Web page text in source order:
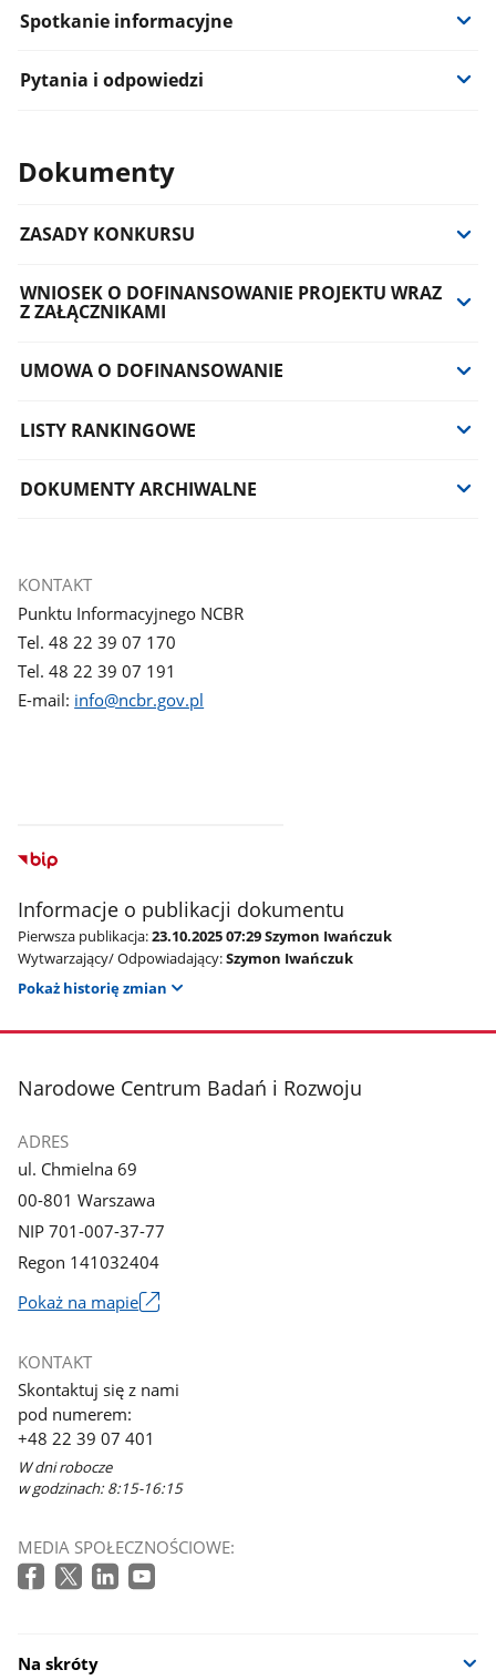
Spotkanie informacyjne
Pytania i odpowiedzi
Dokumenty
ZASADY KONKURSU
WNIOSEK O DOFINANSOWANIE PROJEKTU WRAZ
Z ZAŁĄCZNIKAMI
UMOWA O DOFINANSOWANIE
LISTY RANKINGOWE
DOKUMENTY ARCHIWALNE
KONTAKT
Punktu Informacyjnego NCBR
Tel. 48 22 39 07 170
Tel. 48 22 39 07 191
E-mail: info@ncbr.gov.pl
Informacje o publikacji dokumentu
Pierwsza publikacja:23.10.2025 07:29 Szymon Iwańczuk
Wytwarzający/ Odpowiadający:Szymon Iwańczuk
Pokaż historię zmian
stopka
Narodowe Centrum Badań i Rozwoju
ADRES
ul. Chmielna 69
00-801 Warszawa
NIP 701-007-37-77
Regon 141032404
Pokaż na mapie
się
w
nowym
oknie
KONTAKT
Skontaktuj się z nami
pod numerem:
+48 22 39 07 401
W dni robocze
w godzinach: 8:15-16:15
MEDIA SPOŁECZNOŚCIOWE:
Na skróty